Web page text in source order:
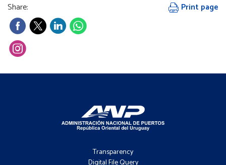
Share: Print page
-
Transparency